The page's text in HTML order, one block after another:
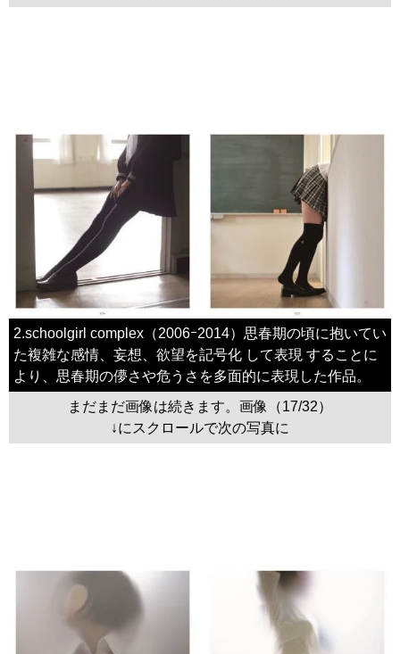
2.schoolgirl complex（2006ｰ2014）思春期の頃に抱いてい
た複雑な感情、妄想、欲望を記号化 して表現 することに
より、思春期の儚さや危うさを多面的に表現した作品。
まだまだ画像は続きます。画像（17/32）
↓にスクロールで次の写真に